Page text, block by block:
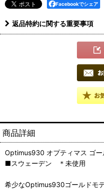
Facebookでシェア
返品特約に関する重要事項
商品詳細
Optimus930 オプティマス ゴー
■スウェーデン ＊未使用
希少なOptimus930ゴールドモ